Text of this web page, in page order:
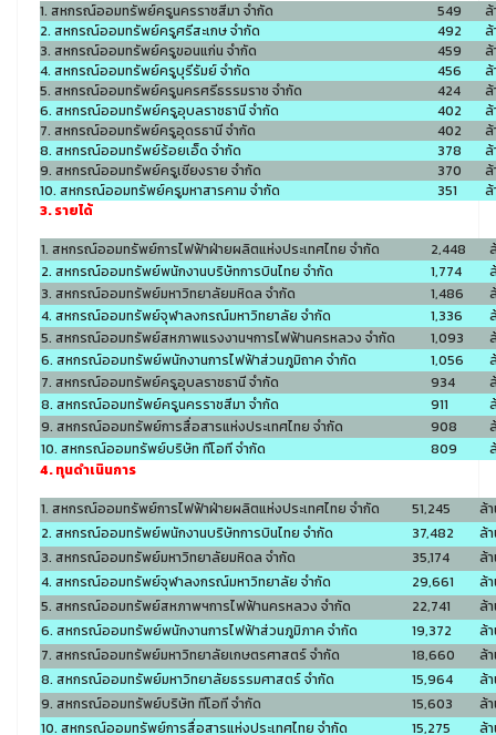
1. สหกรณ์ออมทรัพย์ครูนครราชสีมา จำกัด
549
ล้
2. สหกรณ์ออมทรัพย์ครูศรีสะเกษ จำกัด
492
ล้
3. สหกรณ์ออมทรัพย์ครูขอนแก่น จำกัด
459
ล้
4. สหกรณ์ออมทรัพย์ครูบุรีรัมย์ จำกัด
456
ล้
5. สหกรณ์ออมทรัพย์ครูนครศรีธรรมราช จำกัด
424
ล้
6. สหกรณ์ออมทรัพย์ครูอุบลราชธานี จำกัด
402
ล้
7. สหกรณ์ออมทรัพย์ครูอุดรธานี จำกัด
402
ล้
8. สหกรณ์ออมทรัพย์ร้อยเอ็ด จำกัด
378
ล้
9. สหกรณ์ออมทรัพย์ครูเชียงราย จำกัด
370
ล้
10. สหกรณ์ออมทรัพย์ครูมหาสารคาม จำกัด
351
ล้
3. รายได้
1. สหกรณ์ออมทรัพย์การไฟฟ้าฝ่ายผลิตแห่งประเทศไทย จำกัด
2,448
2. สหกรณ์ออมทรัพย์พนักงานบริษัทการบินไทย จำกัด
1,774
3. สหกรณ์ออมทรัพย์มหาวิทยาลัยมหิดล จำกัด
1,486
4. สหกรณ์ออมทรัพย์จุฬาลงกรณ์มหาวิทยาลัย จำกัด
1,336
5. สหกรณ์ออมทรัพย์สหภาพแรงงานฯการไฟฟ้านครหลวง จำกัด
1,093
6. สหกรณ์ออมทรัพย์พนักงานการไฟฟ้าส่วนภูมิถาค จำกัด
1,056
7. สหกรณ์ออมทรัพย์ครูอุบลราชธานี จำกัด
934
8. สหกรณ์ออมทรัพย์ครูนครราชสีมา จำกัด
911
9. สหกรณ์ออมทรัพย์การสื่อสารแห่งประเทศไทย จำกัด
908
10. สหกรณ์ออมทรัพย์บริษัท ทีโอที จำกัด
809
4. ทุนดำเนินการ
1. สหกรณ์ออมทรัพย์การไฟฟ้าฝ่ายผลิตแห่งประเทศไทย จำกัด
51,245
ล้
2. สหกรณ์ออมทรัพย์พนักงานบริษัทการบินไทย จำกัด
37,482
ล้
3. สหกรณ์ออมทรัพย์มหาวิทยาลัยมหิดล จำกัด
35,174
ล้
4. สหกรณ์ออมทรัพย์จุฬาลงกรณ์มหาวิทยาลัย จำกัด
29,661
ล้
5. สหกรณ์ออมทรัพย์สหภาพฯการไฟฟ้านครหลวง จำกัด
22,741
ล้
6. สหกรณ์ออมทรัพย์พนักงานการไฟฟ้าส่วนภูมิภาค จำกัด
19,372
ล้
7. สหกรณ์ออมทรัพย์มหาวิทยาลัยเกษตรศาสตร์ จำกัด
18,660
ล้
8. สหกรณ์ออมทรัพย์มหาวิทยาลัยธรรมศาสตร์ จำกัด
15,964
ล้
9. สหกรณ์ออมทรัพย์บริษัท ทีโอที จำกัด
15,603
ล้
10. สหกรณ์ออมทรัพย์การสื่อสารแห่งประเทศไทย จำกัด
15,275 ล้